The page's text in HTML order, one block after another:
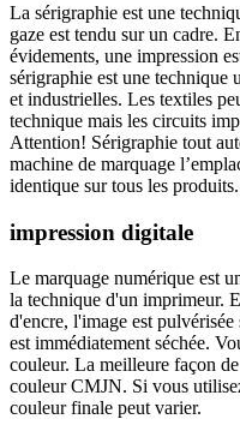
La sérigraphie est une
gaze est tendu sur un cadre.
évidements, une impression
sérigraphie est une technique
et industrielles. Les textiles
technique mais les circuits
Attention! Sérigraphie tout
machine de marquage
identique sur tous les produits.
impression digitale
Le marquage numérique est
la technique d'un imprimeur.
d'encre, l'image est
est immédiatement séchée.
couleur. La meilleure façon
couleur CMJN. Si vous
couleur finale peut varier.